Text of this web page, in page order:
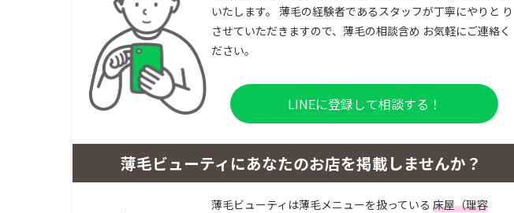
いたします。 薄毛の経験者であるスタッフが丁寧にやりと り
させていただきますので、薄毛の相談含め お気軽にご連絡く
ださい。
LINEに登録して相談する！
薄毛ビューティにあなたのお店を掲載しませんか？
薄毛ビューティは薄毛メニューを扱っている 床屋（理容